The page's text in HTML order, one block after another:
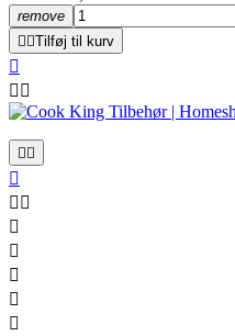
remove
 Tilføj til kurv

 
 

 




